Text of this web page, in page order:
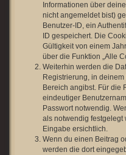
Informationen über
nicht angemeldet bist)
Benutzer-ID, ein
ID gespeichert. Die
Gültigkeit von einem
über die Funktion „Alle
Weiterhin werden die
Registrierung, in
Bereich angibst. Für die
eindeutiger
Passwort notwendig.
als notwendig festgelegt
Eingabe ersichtlich.
Wenn du einen Beitrag
werden die dort